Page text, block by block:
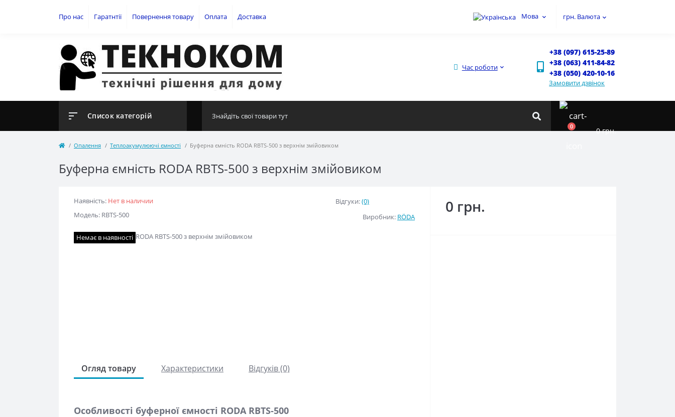
Про нас Гаратнтії Повернення товару Оплата Доставка Мова грн. Валюта
Час роботи
+38 (097) 615-25-89
+38 (063) 411-84-82
+38 (050) 420-10-16
Замовити дзвінок
Список категорій
0 0 грн.
Опалення Теплоакумулюючі ємності Буферна ємність RODA RBTS-500 з верхнім змійовиком
Буферна ємність RODA RBTS-500 з верхнім змійовиком
Наявність: Нет в наличии
Модель: RBTS-500
Відгуки:(0)
Виробник: RÖDA
Немає в наявності
Огляд товару Характеристики Відгуків (0)
Особливості буферної ємності RODA RBTS-500
0 грн.